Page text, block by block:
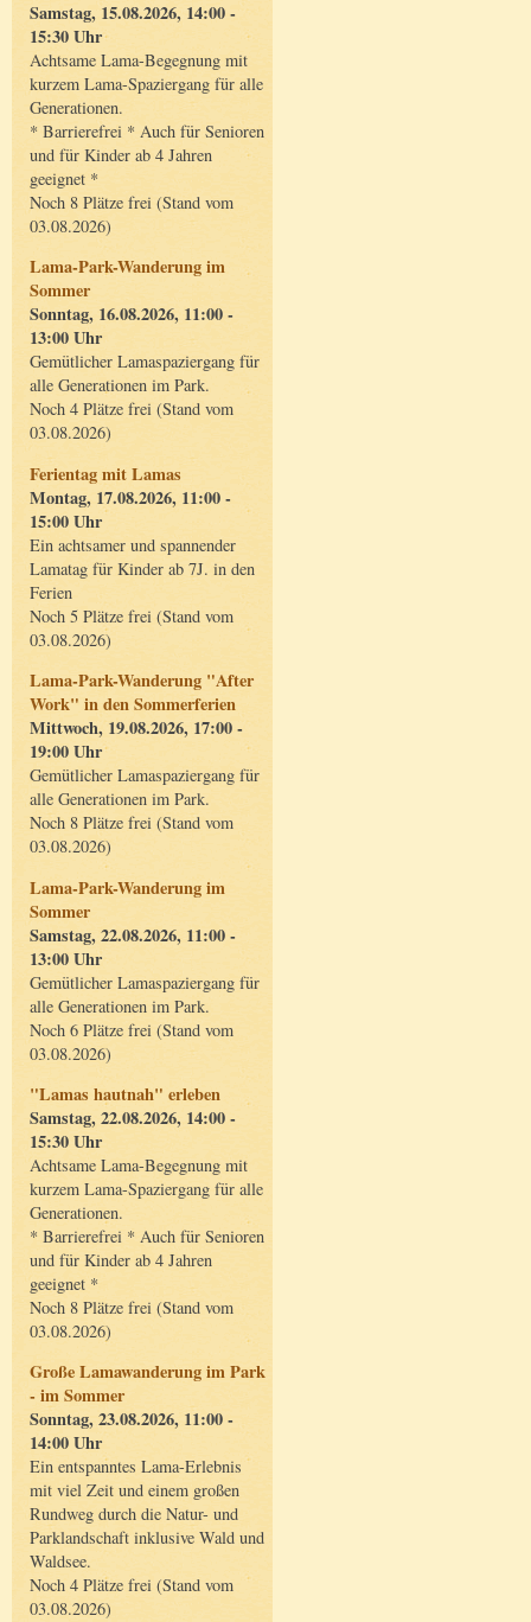
Samstag, 15.08.2026, 14:00 -
15:30 Uhr
Achtsame Lama-Begegnung mit
kurzem Lama-Spaziergang für alle
Generationen.
* Barrierefrei * Auch für Senioren
und für Kinder ab 4 Jahren
geeignet *
Noch 8 Plätze frei (Stand vom
03.08.2026)
Lama-Park-Wanderung im
Sommer
Sonntag, 16.08.2026, 11:00 -
13:00 Uhr
Gemütlicher Lamaspaziergang für
alle Generationen im Park.
Noch 4 Plätze frei (Stand vom
03.08.2026)
Ferientag mit Lamas
Montag, 17.08.2026, 11:00 -
15:00 Uhr
Ein achtsamer und spannender
Lamatag für Kinder ab 7J. in den
Ferien
Noch 5 Plätze frei (Stand vom
03.08.2026)
Lama-Park-Wanderung "After
Work" in den Sommerferien
Mittwoch, 19.08.2026, 17:00 -
19:00 Uhr
Gemütlicher Lamaspaziergang für
alle Generationen im Park.
Noch 8 Plätze frei (Stand vom
03.08.2026)
Lama-Park-Wanderung im
Sommer
Samstag, 22.08.2026, 11:00 -
13:00 Uhr
Gemütlicher Lamaspaziergang für
alle Generationen im Park.
Noch 6 Plätze frei (Stand vom
03.08.2026)
"Lamas hautnah" erleben
Samstag, 22.08.2026, 14:00 -
15:30 Uhr
Achtsame Lama-Begegnung mit
kurzem Lama-Spaziergang für alle
Generationen.
* Barrierefrei * Auch für Senioren
und für Kinder ab 4 Jahren
geeignet *
Noch 8 Plätze frei (Stand vom
03.08.2026)
Große Lamawanderung im Park
- im Sommer
Sonntag, 23.08.2026, 11:00 -
14:00 Uhr
Ein entspanntes Lama-Erlebnis
mit viel Zeit und einem großen
Rundweg durch die Natur- und
Parklandschaft inklusive Wald und
Waldsee.
Noch 4 Plätze frei (Stand vom
03.08.2026)